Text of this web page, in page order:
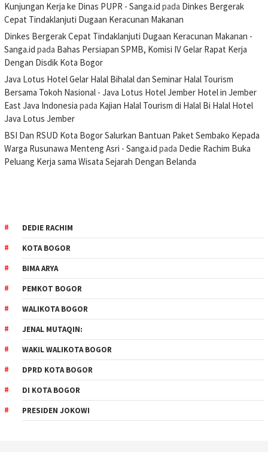
Kunjungan Kerja ke Dinas PUPR - Sanga.id pada Dinkes Bergerak
Cepat Tindaklanjuti Dugaan Keracunan Makanan
Dinkes Bergerak Cepat Tindaklanjuti Dugaan Keracunan Makanan -
Sanga.id pada Bahas Persiapan SPMB, Komisi IV Gelar Rapat Kerja
Dengan Disdik Kota Bogor
Java Lotus Hotel Gelar Halal Bihalal dan Seminar Halal Tourism
Bersama Tokoh Nasional - Java Lotus Hotel Jember Hotel in Jember
East Java Indonesia pada Kajian Halal Tourism di Halal Bi Halal Hotel
Java Lotus Jember
BSI Dan RSUD Kota Bogor Salurkan Bantuan Paket Sembako Kepada
Warga Rusunawa Menteng Asri - Sanga.id pada Dedie Rachim Buka
Peluang Kerja sama Wisata Sejarah Dengan Belanda
DEDIE RACHIM
KOTA BOGOR
BIMA ARYA
PEMKOT BOGOR
WALIKOTA BOGOR
JENAL MUTAQIN:
WAKIL WALIKOTA BOGOR
DPRD KOTA BOGOR
DI KOTA BOGOR
PRESIDEN JOKOWI